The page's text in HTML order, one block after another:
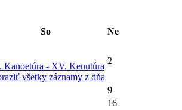
So Ne
Kanoetúra - XV. Kenutúra
všetky záznamy z dňa
2
9
16